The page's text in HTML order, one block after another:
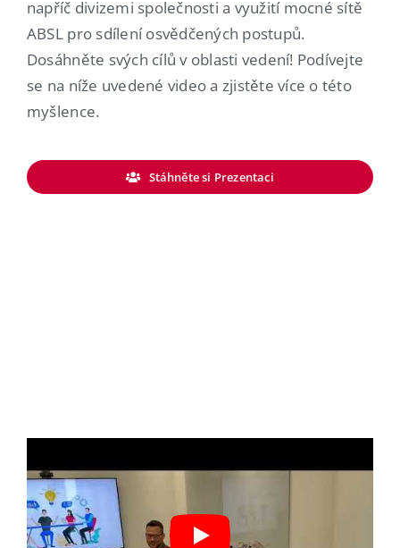
napříč divizemi společnosti a využití mocné sítě
ABSL pro sdílení osvědčených postupů.
Dosáhněte svých cílů v oblasti vedení! Podívejte
se na níže uvedené video a zjistěte více o této
myšlence.
Stáhněte si Prezentaci